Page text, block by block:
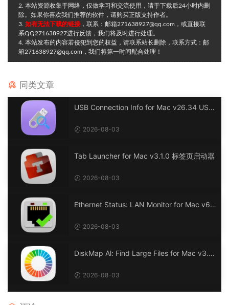
2. 本站资源收集于网络，仅做学习和交流使用，请于下载后24小时内删
除。如果你喜欢我们推荐的软件，请购买正版支持作者。
3. 如有无法下载的链接 ，联系：邮箱271638927@qq.com，或直接联
系QQ271638927进行反馈，我们将及时进行处理。
4. 本站发布的内容若侵犯到您的权益，请联系站长删除，联系方式：邮
箱271638927@qq.com，我们将第一时间配合处理！
同类文章
USB Connection Info for Mac v26.34 USB
2026-08-03
Tab Launcher for Mac v3.1.0 标签页启动器
2026-08-03
Ethernet Status: LAN Monitor for Mac v6.
2026-08-03
DiskMap Al: Find Large Files for Mac v3.1
2026-08-03